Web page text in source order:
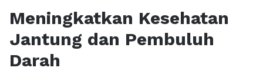
Meningkatkan Kesehatan
Jantung dan Pembuluh
Darah